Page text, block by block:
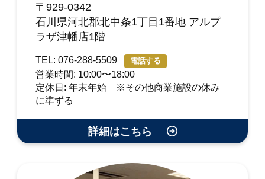
〒929-0342
石川県河北郡北中条1丁目1番地 アルプ
ラザ津幡店1階
TEL: 076-288-5509 電話する
営業時間: 10:00〜18:00
定休日: 年末年始 ※その他商業施設の休み
に準ずる
詳細はこちら